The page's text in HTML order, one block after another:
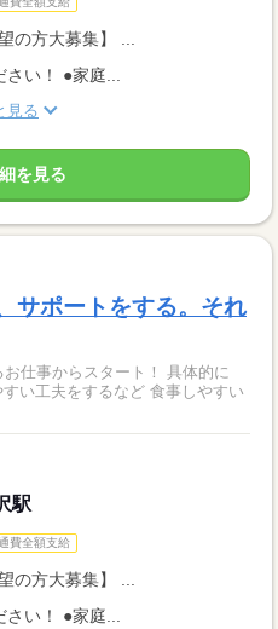
の方大募集】 ...
い！ ●家庭...
見る
を見る
サポートをする。それ
からスタート！ 具体的に
駅
費全額支給
の方大募集】 ...
い！ ●家庭...